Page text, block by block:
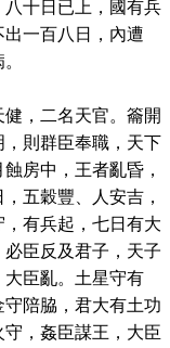
十日已上，國有兵
一百八日，內遭
，二名天官。籥開
則群臣奉職，天下
房中，王者亂昏，
五穀豐、人安吉，
有兵起，七日有大
臣反及君子，天子
臣亂。土星守有
陪脇，君大有土功
，姦臣謀王，大臣